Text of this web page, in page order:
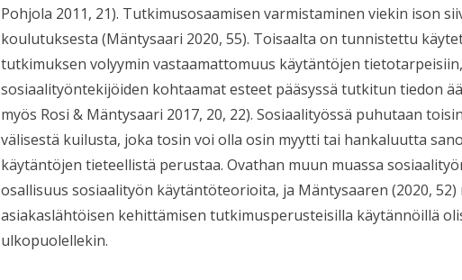
Pohjola 2011, 21). Tutkimusosaamisen varmistaminen viekin ison
koulutuksesta (Mäntysaari 2020, 55). Toisaalta on tunnistettu
tutkimuksen volyymin vastaamattomuus käytäntöjen
sosiaalityöntekijöiden kohtaamat esteet pääsyssä tutkitun tiedon
myös Rosi & Mäntysaari 2017, 20, 22). Sosiaalityössä puhutaan
välisestä kuilusta, joka tosin voi olla osin myytti tai hankaluutta
käytäntöjen tieteellistä perustaa. Ovathan muun muassa
osallisuus sosiaalityön käytäntöteorioita, ja Mäntysaaren (2020,
asiakaslähtöisen kehittämisen tutkimusperusteisilla käytännöillä
ulkopuolellekin.